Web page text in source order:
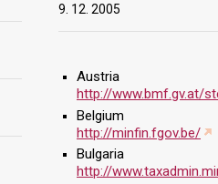
9. 12. 2005
Austria
http://www.bmf.gv.at/
Belgium
http://minfin.fgov.be/
Bulgaria
http://